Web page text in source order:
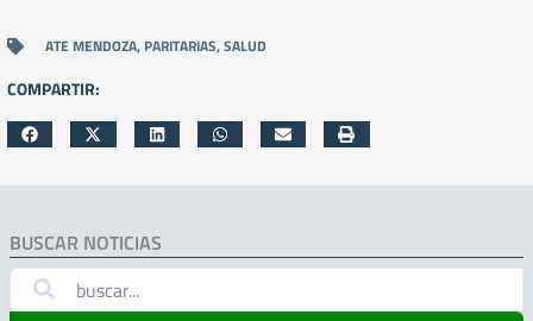
ATE MENDOZA, PARITARIAS,SALUD
COMPARTIR:
BUSCAR NOTICIAS